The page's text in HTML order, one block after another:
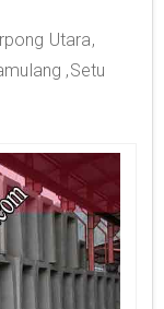
Utara,
,Setu